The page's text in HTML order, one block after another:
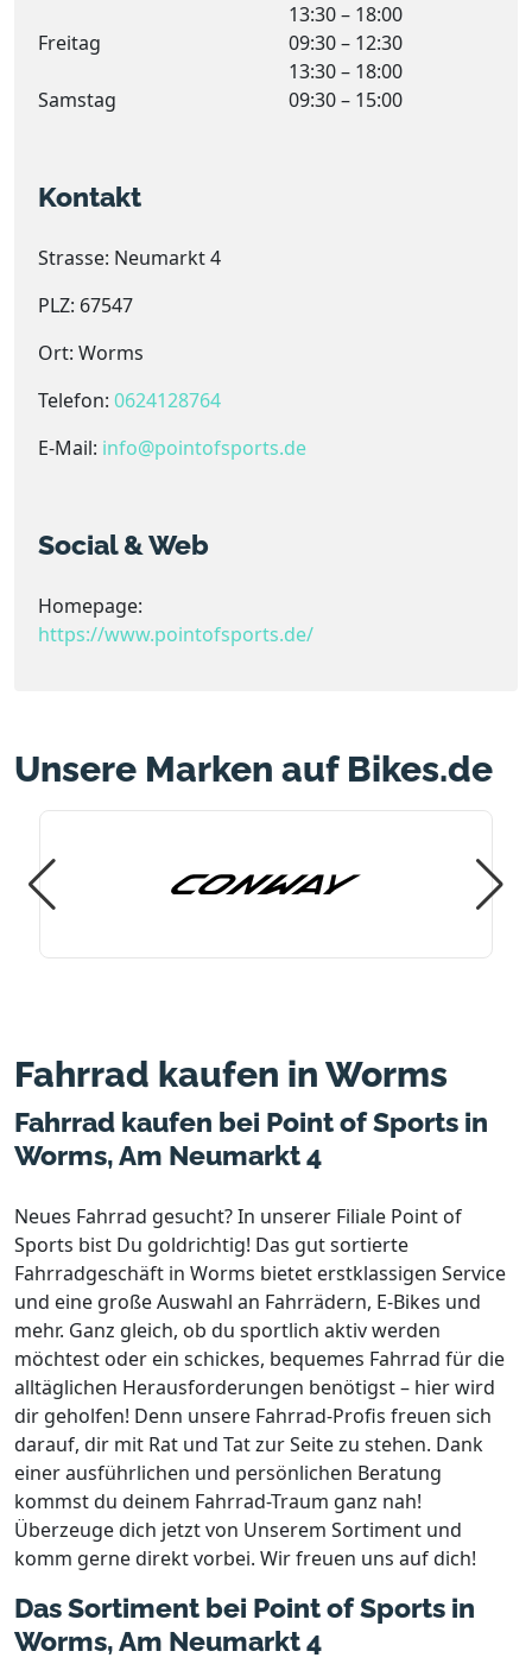
13:30 – 18:00
Freitag
09:30 – 12:30
13:30 – 18:00
Samstag
09:30 – 15:00
Kontakt
Strasse: Neumarkt 4
PLZ: 67547
Ort: Worms
Telefon: 0624128764
E-Mail: info@pointofsports.de
Social & Web
Homepage:
https://www.pointofsports.de/
Unsere Marken auf Bikes.de
Fahrrad kaufen in Worms
Fahrrad kaufen bei Point of Sports in
Worms, Am Neumarkt 4
Neues Fahrrad gesucht? In unserer Filiale Point of
Sports bist Du goldrichtig! Das gut sortierte
Fahrradgeschäft in Worms bietet erstklassigen Service
und eine große Auswahl an Fahrrädern, E-Bikes und
mehr. Ganz gleich, ob du sportlich aktiv werden
möchtest oder ein schickes, bequemes Fahrrad für die
alltäglichen Herausforderungen benötigst – hier wird
dir geholfen! Denn unsere Fahrrad-Profis freuen sich
darauf, dir mit Rat und Tat zur Seite zu stehen. Dank
einer ausführlichen und persönlichen Beratung
kommst du deinem Fahrrad-Traum ganz nah!
Überzeuge dich jetzt von Unserem Sortiment und
komm gerne direkt vorbei. Wir freuen uns auf dich!
Das Sortiment bei Point of Sports in
Worms, Am Neumarkt 4